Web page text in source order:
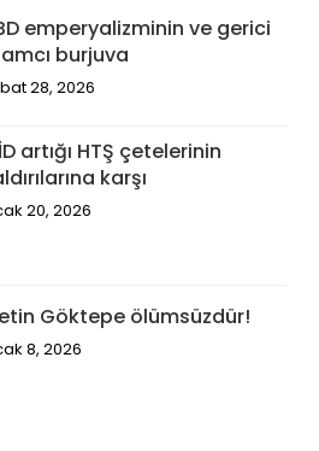
emperyalizminin ve gerici
burjuva
28, 2026
artığı HTŞ çetelerinin
karşı
20, 2026
Göktepe ölümsüzdür!
8, 2026